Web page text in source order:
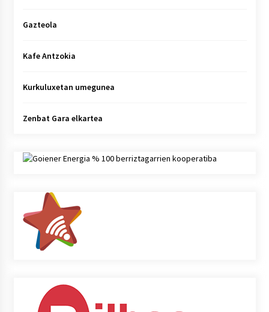
Gazteola
Kafe Antzokia
Kurkuluxetan umegunea
Zenbat Gara elkartea